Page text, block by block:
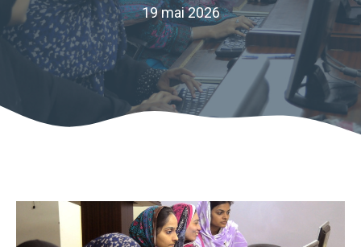
19 mai 2026